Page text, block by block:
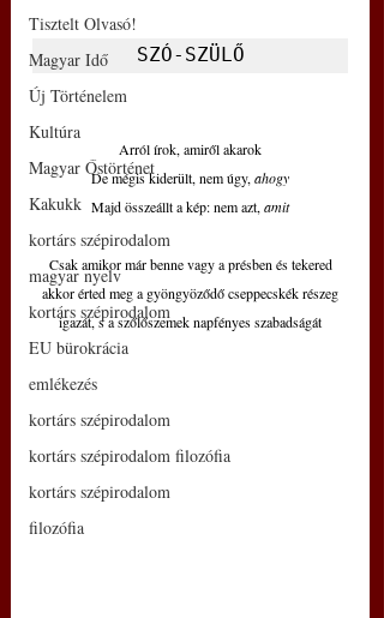
Tisztelt Olvasó!
Magyar Idő
Új Történelem
Kultúra
Magyar Őstörténet
Kakukk
kortárs szépirodalom
magyar nyelv
kortárs szépirodalom
EU bürokrácia
emlékezés
kortárs szépirodalom
kortárs szépirodalom filozófia
kortárs szépirodalom
filozófia
SZÓ-SZÜLŐ
Arról írok, amiről akarok
De mégis kiderült, nem úgy, ahogy
Majd összeállt a kép: nem azt, amit
Csak amikor már benne vagy a présben és tekered
akkor érted meg a gyöngyöződő cseppecskék részeg
igazát, s a szőlőszemek napfényes szabadságát